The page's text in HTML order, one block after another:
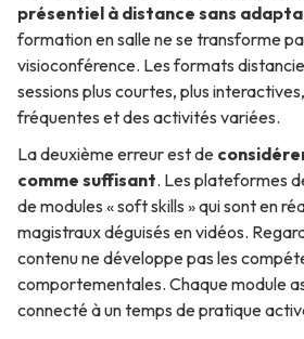
présentiel à distance sans
formation en salle ne se transforme
visioconférence. Les formats
sessions plus courtes, plus
fréquentes et des activités variées.
La deuxième erreur est de
comme suffisant. Les plateformes
de modules « soft skills » qui sont en
magistraux déguisés en vidéos.
contenu ne développe pas les
comportementales. Chaque module
connecté à un temps de pratique